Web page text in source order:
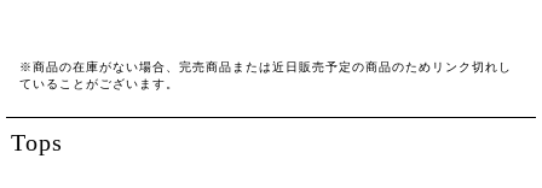
※商品の在庫がない場合、完売商品または近日販売予定の商品のためリンク切れし
ていることがございます。
Tops